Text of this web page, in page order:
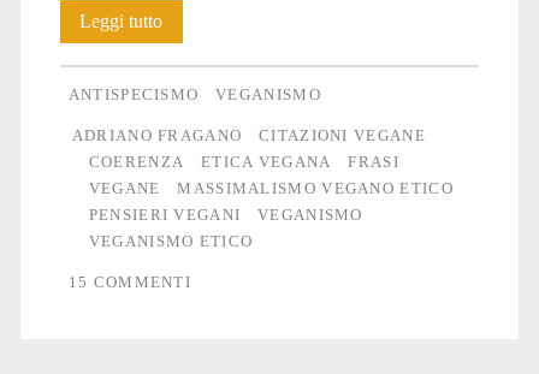
Leggi tuttoMassimalismo
vegano
etico
ANTISPECISMO VEGANISMO
ADRIANO FRAGANO
CITAZIONI VEGANE
COERENZA
ETICA VEGANA
FRASI
VEGANE
MASSIMALISMO VEGANO ETICO
PENSIERI VEGANI
VEGANISMO
VEGANISMO ETICO
15 COMMENTI